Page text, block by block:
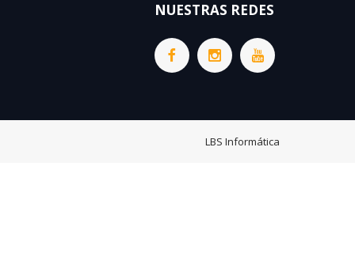
NUESTRAS REDES
LBS Informática